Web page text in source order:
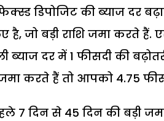
डिपोजिट की ब्याज दर
है, जो बड़ी राशि जमा करते हैं.
ब्याज दर में 1 फीसदी की
करते हैं तो आपको 4.75
7 दिन से 45 दिन की बड़ी